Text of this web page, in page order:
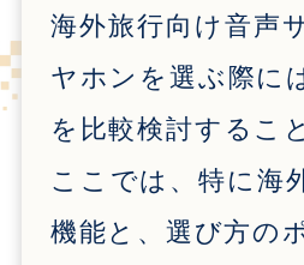
海外旅行向け音声
ヤホンを選ぶ際に
を比較検討するこ
ここでは、特に海
機能と、選び方の